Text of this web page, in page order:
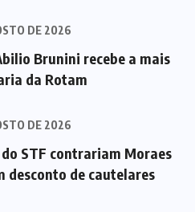
DE 2026
Brunini recebe a mais
da Rotam
DE 2026
STF contrariam Moraes
desconto de cautelares